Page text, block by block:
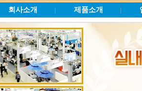
회사소개 제품소개